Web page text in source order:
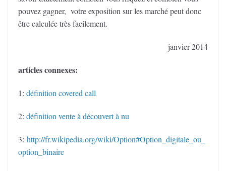
pouvez gagner, votre exposition sur les marché peut donc
être calculée très facilement.
janvier 2014
articles connexes:
1: définition covered call
2: définition vente à découvert à nu
3: http://fr.wikipedia.org/wiki/Option#Option_digitale_ou_
option_binaire